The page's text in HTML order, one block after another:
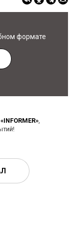
формате
«INFORMER»,